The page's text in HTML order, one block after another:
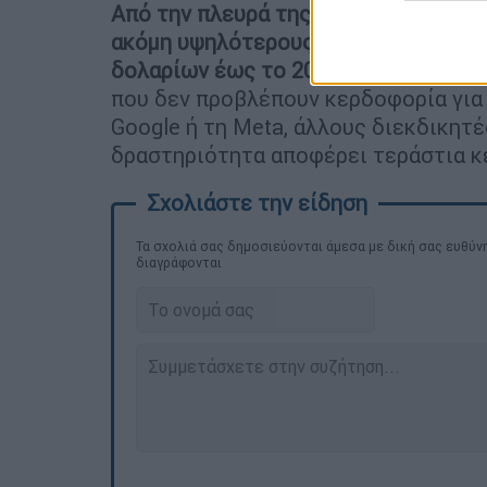
Από την πλευρά της, η μεγάλη
ακόμη υψηλότερους στόχους και
δολαρίων έως το 2030
που δεν προβλέπουν κερδοφορία
Google ή τη Meta, άλλους
δραστηριότητα αποφέρει τεράστια
Τα σχολιά σας δημοσιεύονται άμεσα με δική σας
διαγράφονται